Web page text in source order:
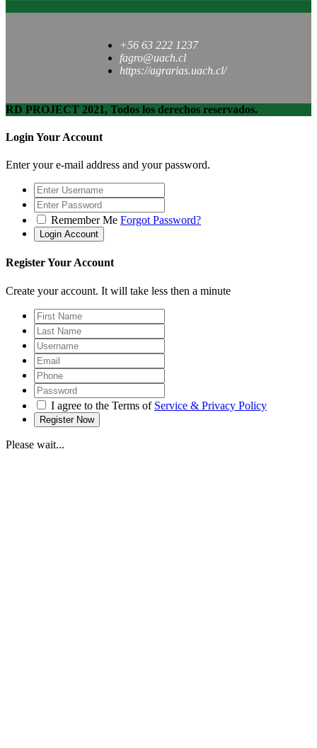
+56 63 222 1237
fagro@uach.cl
https://agrarias.uach.cl/
RD PROJECT 2021, Todos los derechos reservados.
Login Your Account
Enter your e-mail address and your password.
Remember Me Forgot Password?
Register Your Account
Create your account. It will take less then a minute
I agree to the Terms of Service & Privacy Policy
Please wait...